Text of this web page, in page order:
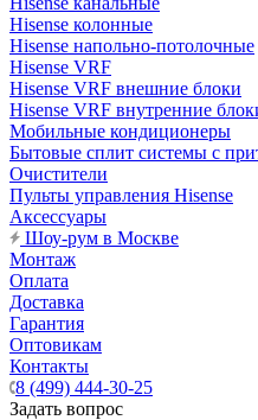
Hisense колонные
Hisense напольно-потолочные
Hisense VRF
Hisense VRF внешние блоки
Hisense VRF внутренние
Мобильные кондиционеры
Бытовые сплит системы с
Очистители
Пульты управления Hisense
Аксессуары
Шоу-рум в Москве
Монтаж
Оплата
Доставка
Гарантия
Оптовикам
Контакты
8 (499) 444-30-25
Задать вопрос